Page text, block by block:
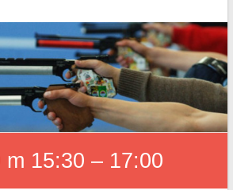
m 15:30 – 17:00